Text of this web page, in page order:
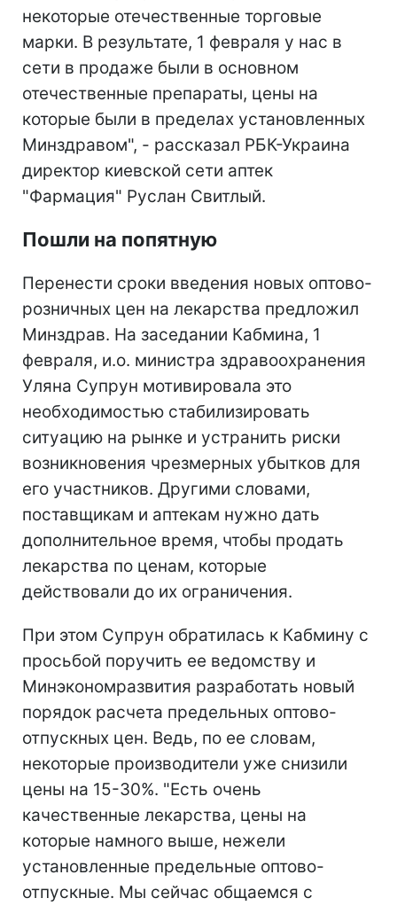
некоторые отечественные торговые
марки. В результате, 1 февраля у нас в
сети в продаже были в основном
отечественные препараты, цены на
которые были в пределах установленных
Минздравом", - рассказал РБК-Украина
директор киевской сети аптек
"Фармация" Руслан Свитлый.
Пошли на попятную
Перенести сроки введения новых оптово-
розничных цен на лекарства предложил
Минздрав. На заседании Кабмина, 1
февраля, и.о. министра здравоохранения
Уляна Супрун мотивировала это
необходимостью стабилизировать
ситуацию на рынке и устранить риски
возникновения чрезмерных убытков для
его участников. Другими словами,
поставщикам и аптекам нужно дать
дополнительное время, чтобы продать
лекарства по ценам, которые
действовали до их ограничения.
При этом Супрун обратилась к Кабмину с
просьбой поручить ее ведомству и
Минэкономразвития разработать новый
порядок расчета предельных оптово-
отпускных цен. Ведь, по ее словам,
некоторые производители уже снизили
цены на 15-30%. "Есть очень
качественные лекарства, цены на
которые намного выше, нежели
установленные предельные оптово-
отпускные. Мы сейчас общаемся с